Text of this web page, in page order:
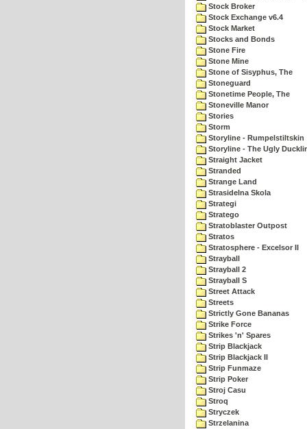
Stock Broker
Stock Exchange v6.4
Stock Market
Stocks and Bonds
Stone Fire
Stone Mine
Stone of Sisyphus, The
Stoneguard
Stonetime People, The
Stoneville Manor
Stories
Storm
Storyline - Rumpelstiltskin
Storyline - The Ugly
Straight Jacket
Stranded
Strange Land
Strasidelna Skola
Strategi
Stratego
Stratoblaster Outpost
Stratos
Stratosphere - Excelsor II
Strayball
Strayball 2
Strayball S
Street Attack
Streets
Strictly Gone Bananas
Strike Force
Strikes 'n' Spares
Strip Blackjack
Strip Blackjack II
Strip Funmaze
Strip Poker
Stroj Casu
Stroq
Stryczek
Strzelanina